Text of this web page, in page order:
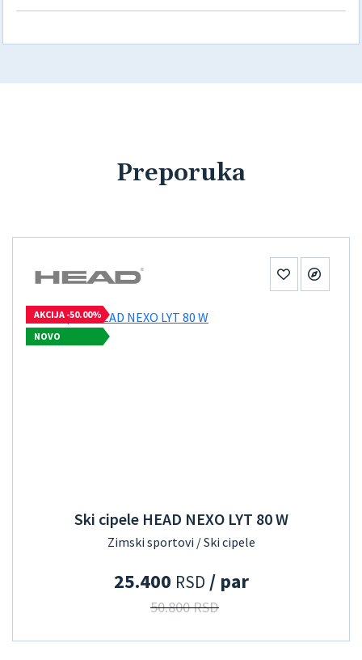
Preporuka
AKCIJA -50.00%
NOVO
Ski cipele HEAD NEXO LYT 80 W
Zimski sportovi / Ski cipele
25.400 RSD / par
50.800 RSD